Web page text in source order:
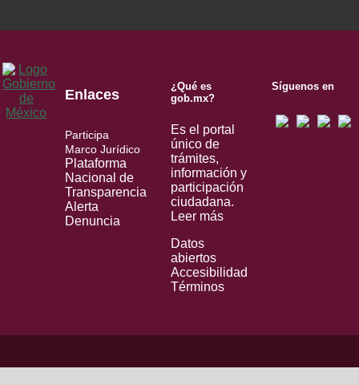
Enlaces
Participa
Marco Jurídico
Plataforma
Nacional de
Transparencia
Alerta
Denuncia
¿Qué es
gob.mx?
Es el portal
único de
trámites,
información y
participación
ciudadana.
Leer más
Datos
abiertos
Accesibilidad
Términos
Síguenos en